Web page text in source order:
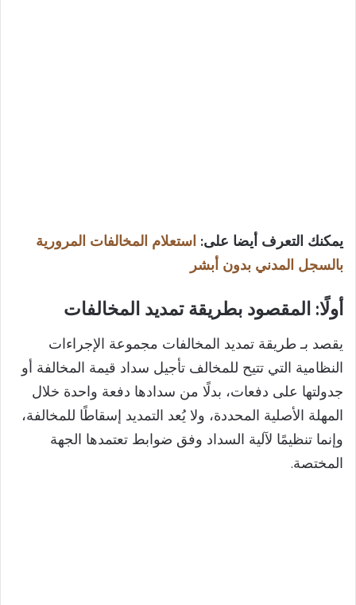
يمكنك التعرف أيضا على: استعلام المخالفات المرورية
بالسجل المدني بدون أبشر
أولًا: المقصود بطريقة تمديد المخالفات
يقصد بـ طريقة تمديد المخالفات مجموعة الإجراءات
النظامية التي تتيح للمخالف تأجيل سداد قيمة المخالفة أو
جدولتها على دفعات، بدلًا من سدادها دفعة واحدة خلال
المهلة الأصلية المحددة، ولا يُعد التمديد إسقاطًا للمخالفة،
وإنما تنظيمًا لآلية السداد وفق ضوابط تعتمدها الجهة
المختصة.